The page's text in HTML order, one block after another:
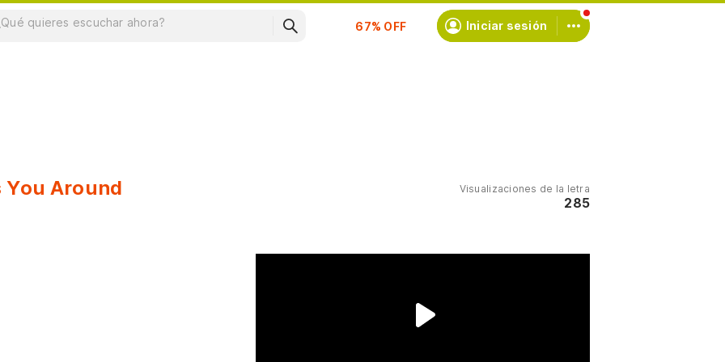
Suscríbete Iniciar sesión
Visualizaciones de la letra
285
You Around